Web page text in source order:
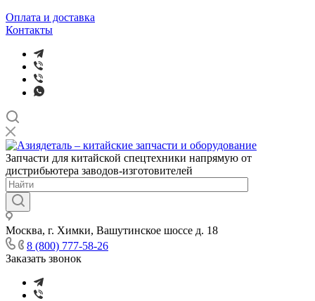
Оплата и доставка
Контакты
Запчасти для китайской спецтехники напрямую от
дистрибьютера заводов-изготовителей
Москва, г. Химки, Вашутинское шоссе д. 18
8 (800) 777-58-26
Заказать звонок